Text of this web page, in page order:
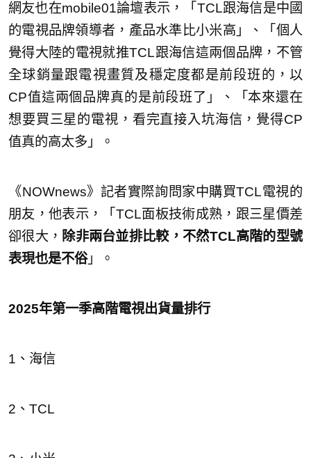
網友也在mobile01論壇表示，「TCL跟海信是中國
的電視品牌領導者，產品水準比小米高」、「個人
覺得大陸的電視就推TCL跟海信這兩個品牌，不管
全球銷量跟電視畫質及穩定度都是前段班的，以
CP值這兩個品牌真的是前段班了」、「本來還在
想要買三星的電視，看完直接入坑海信，覺得CP
值真的高太多」。
《NOWnews》記者實際詢問家中購買TCL電視的
朋友，他表示，「TCL面板技術成熟，跟三星價差
卻很大， 除非兩台並排比較，不然TCL高階的型號
表現也是不俗」。
2025年第一季高階電視出貨量排行
1、海信
2、TCL